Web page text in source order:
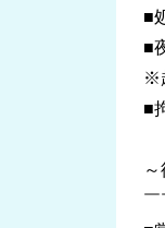
■
■
※
■
￣